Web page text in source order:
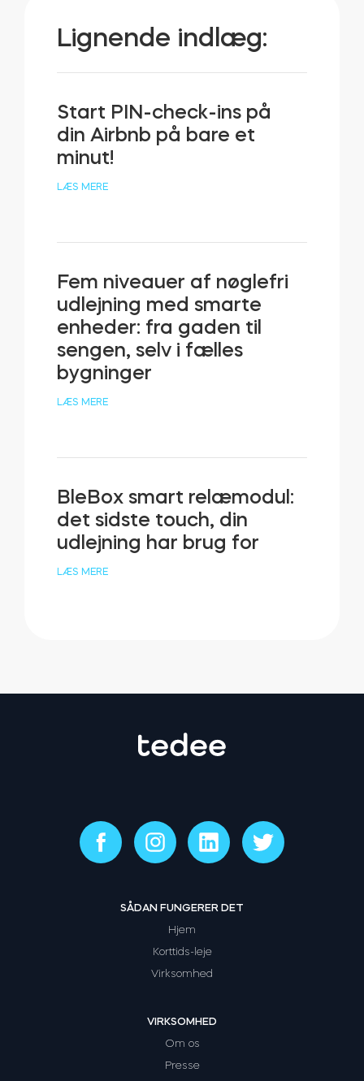
Lignende indlæg:
Start PIN-check-ins på
din Airbnb på bare et
minut!
LÆS MERE
Fem niveauer af nøglefri
udlejning med smarte
enheder: fra gaden til
sengen, selv i fælles
bygninger
LÆS MERE
BleBox smart relæmodul:
det sidste touch, din
udlejning har brug for
LÆS MERE
SÅDAN FUNGERER DET
Hjem
Korttids-leje
Virksomhed
VIRKSOMHED
Om os
Presse